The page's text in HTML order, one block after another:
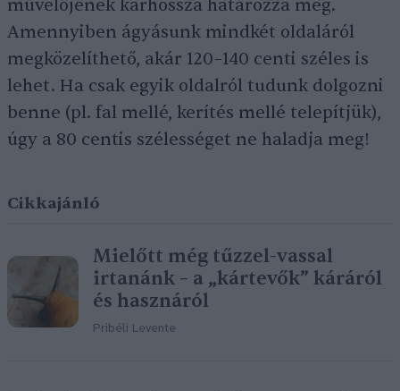
művelőjének karhossza határozza meg.
Amennyiben ágyásunk mindkét oldaláról
megközelíthető, akár 120–140 centi széles is
lehet. Ha csak egyik oldalról tudunk dolgozni
benne (pl. fal mellé, kerítés mellé telepítjük),
úgy a 80 centis szélességet ne haladja meg!
Cikkajánló
Mielőtt még tűzzel-vassal
irtanánk – a „kártevők” káráról
és hasznáról
Pribéli Levente